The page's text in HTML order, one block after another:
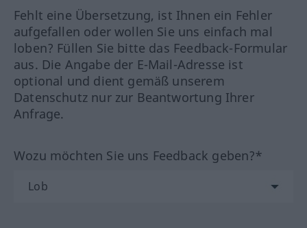
Fehlt eine Übersetzung, ist Ihnen ein Fehler
aufgefallen oder wollen Sie uns einfach mal
loben? Füllen Sie bitte das Feedback-Formular
aus. Die Angabe der E-Mail-Adresse ist
optional und dient gemäß unserem
Datenschutz nur zur Beantwortung Ihrer
Anfrage.
Wozu möchten Sie uns Feedback geben?*